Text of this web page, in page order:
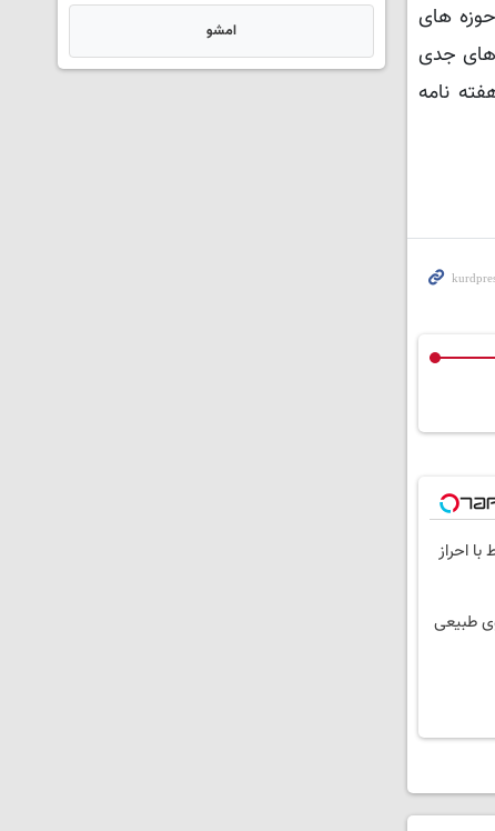
بیش از 40 سال است که در حوزه های
های جدی
نامه
با احراز
طبیعی
امشو